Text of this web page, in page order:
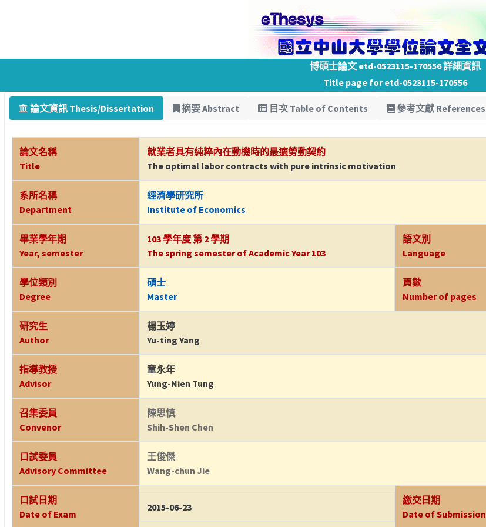
博碩士論文 etd-0523115-170556 詳細資訊
Title page for etd-0523115-170556
論文資訊 Thesis/Dissertation 摘要 Abstract 目次 Table of Contents 參考文獻 References
論文名稱
Title
就業者具有純粹內在動機時的最適勞動契約
The optimal labor contracts with pure intrinsic motivation
系所名稱
Department
經濟學研究所
Institute of Economics
畢業學年期
Year, semester
103 學年度 第 2 學期
The spring semester of Academic Year 103
語文別
Language
學位類別
Degree
碩士
Master
頁數
Number of pages
研究生
Author
楊玉婷
Yu-ting Yang
指導教授
Advisor
童永年
Yung-Nien Tung
召集委員
Convenor
陳思慎
Shih-Shen Chen
口試委員
Advisory Committee
王俊傑
Wang-chun Jie
口試日期
Date of Exam
2015-06-23
繳交日期
Date of Submission